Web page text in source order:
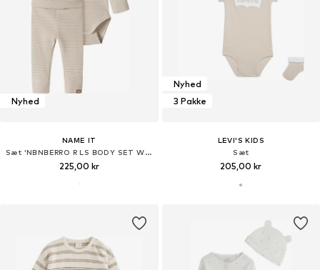
Nyhed
NAME IT
Sæt 'NBNBERRO R LS BODY SET WITH HAT'
225,00 kr
Nyhed
3 Pakke
LEVI'S KIDS
Sæt
205,00 kr